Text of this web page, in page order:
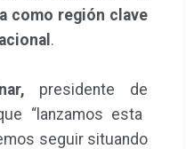
como región clave
.
presidente de
“lanzamos esta
seguir situando